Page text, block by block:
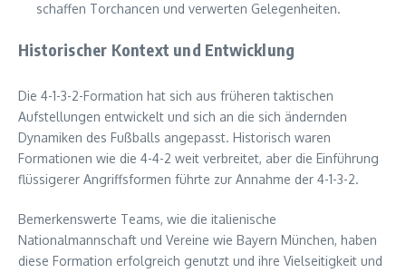
schaffen Torchancen und verwerten Gelegenheiten.
Historischer Kontext und Entwicklung
Die 4-1-3-2-Formation hat sich aus früheren taktischen
Aufstellungen entwickelt und sich an die sich ändernden
Dynamiken des Fußballs angepasst. Historisch waren
Formationen wie die 4-4-2 weit verbreitet, aber die Einführung
flüssigerer Angriffsformen führte zur Annahme der 4-1-3-2.
Bemerkenswerte Teams, wie die italienische
Nationalmannschaft und Vereine wie Bayern München, haben
diese Formation erfolgreich genutzt und ihre Vielseitigkeit und